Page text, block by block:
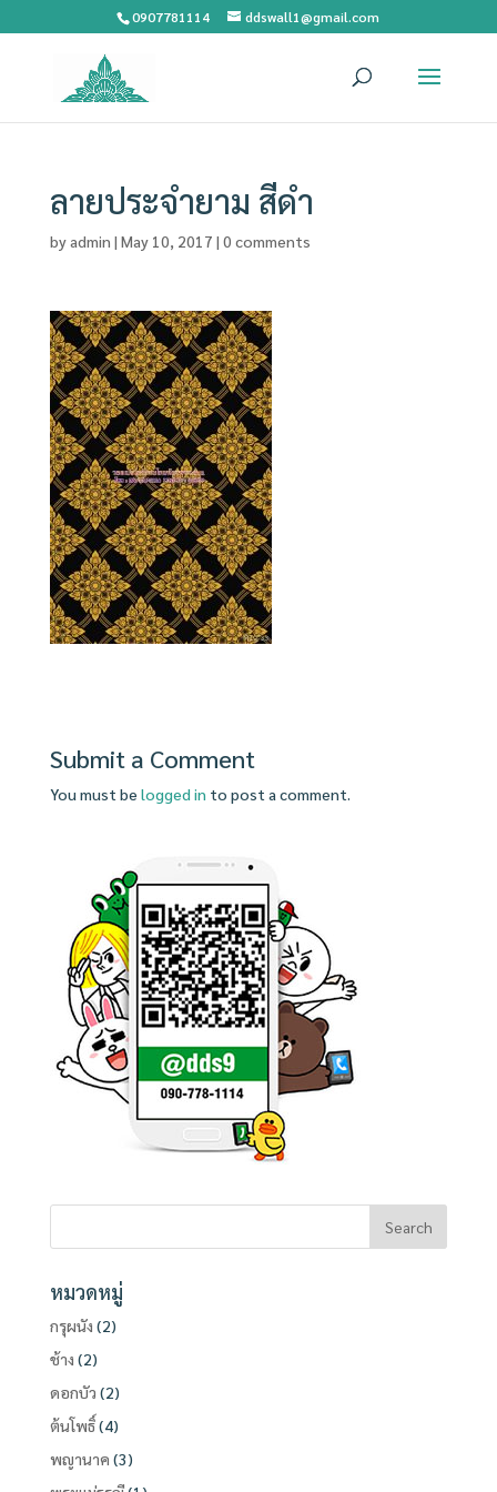
0907781114 ddswall1@gmail.com
ลายประจำยาม สีดำ
byadmin | May 10, 2017 | 0 comments
Submit a Comment
You must be logged in to post a comment.
หมวดหมู่
กรุผนัง (2)
ช้าง (2)
ดอกบัว (2)
ต้นโพธิ์(4)
พญานาค (3)